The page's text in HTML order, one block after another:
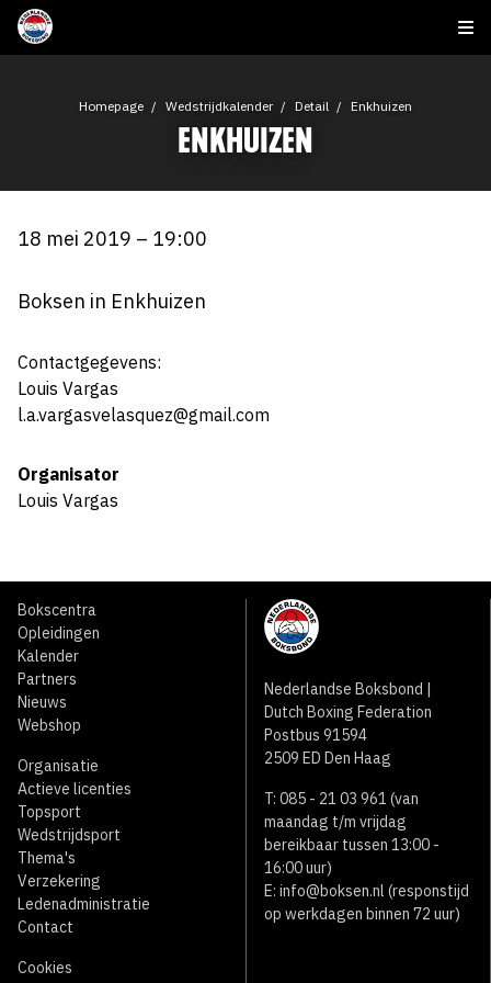
Homepage Wedstrijdkalender Detail Enkhuizen
ENKHUIZEN
18 mei 2019 – 19:00
Boksen in Enkhuizen
Contactgegevens:
Louis Vargas
l.a.vargasvelasquez@gmail.com
Organisator
Louis Vargas
Bokscentra
Opleidingen
Kalender
Partners
Nieuws
Webshop
Organisatie
Actieve licenties
Topsport
Wedstrijdsport
Thema's
Verzekering
Ledenadministratie
Contact
Cookies
Nederlandse Boksbond |
Dutch Boxing Federation
Postbus 91594
2509 ED Den Haag
T: 085 - 21 03 961 (van
maandag t/m vrijdag
bereikbaar tussen 13:00 -
16:00 uur)
E: info@boksen.nl (responstijd
op werkdagen binnen 72 uur)